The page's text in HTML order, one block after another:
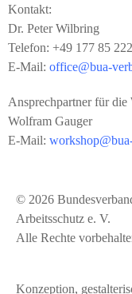
Kontakt:
Dr. Peter Wilbring
Telefon: +49 177 85
E-Mail: office@bua-
Ansprechpartner für
Wolfram Gauger
E-Mail:
© 2026
Arbeitsschutz e. V.
Alle Rechte
Konzeption,